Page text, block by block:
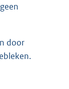
door